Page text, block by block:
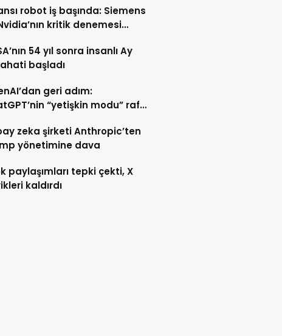
robot iş başında: Siemens
kritik denemesi
54 yıl sonra insanlı Ay
başladı
geri adım:
“yetişkin modu” rafa
zeka şirketi Anthropic’ten
yönetimine dava
paylaşımları tepki çekti, X
kaldırdı